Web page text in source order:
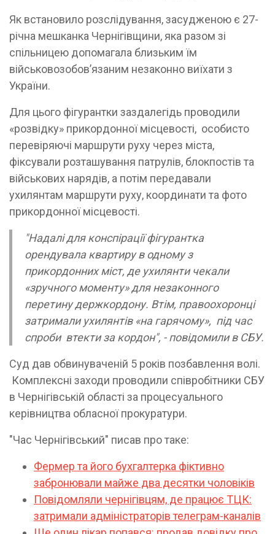
Як встановило розслідування, засудженою є 27-
річна мешканка Чернігівщини, яка разом зі
спільницею допомагала близьким їм
військовозобов’язаним незаконно виїхати з
України.
Для цього фігурантки заздалегідь проводили
«розвідку» прикордонної місцевості, особисто
перевіряючі маршрути руху через міста,
фіксували розташування патрулів, блокпостів та
військових нарядів, а потім передавали
ухилянтам маршрути руху, координати та фото
прикордонної місцевості.
"Надалі для конспірації фігурантка
орендувала квартиру в одному з
прикордонних міст, де ухилянти чекали
«зручного моменту» для незаконного
перетину держкордону. Втім, правоохоронці
затримали ухилянтів «на гарячому», під час
спроби втекти за кордон", - повідомили в СБУ.
Суд дав обвинуваченій 5 років позбавлення волі.
Комплексні заходи проводили співробітники СБУ
в Чернігівській області за процесуального
керівництва обласної прокуратури.
"Час Чернігівський" писав про таке:
Фермер та його бухгалтерка фіктивно
забронювали майже два десятки чоловіків
Повідомляли чернігівцям, де працює ТЦК:
затримали адміністраторів телеграм-каналів